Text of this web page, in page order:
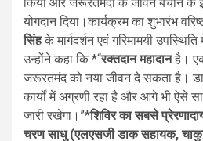
योगदान दिया।कार्यक्रम का शुभारंभ
सिंहके मार्गदर्शन एवं गरिमामयी
उन्होंने कहा कि *“रक्तदान महादानहै।
जरूरतमंद को नया जीवन दे सकता है।
कार्यों में अग्रणी रहा है और आगे भी ऐसे
जारी रखेगा।”*शिविर का सबसे
चरण साधु (एलएसजी डाक सहायक,